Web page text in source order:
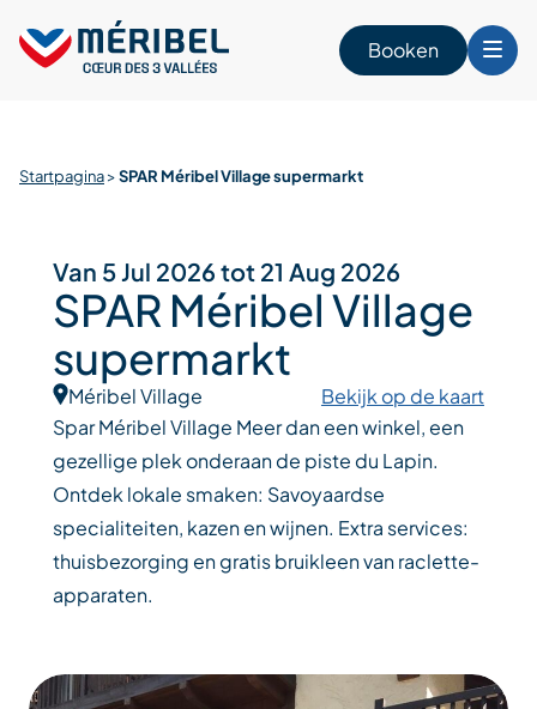
content
Booken
Startpagina>SPAR Méribel Village supermarkt
Van 5 Jul 2026 tot 21 Aug 2026
SPAR Méribel Village
supermarkt
Méribel Village
Bekijk op de kaart
Spar Méribel Village Meer dan een winkel, een
gezellige plek onderaan de piste du Lapin.
Ontdek lokale smaken: Savoyaardse
specialiteiten, kazen en wijnen. Extra services:
thuisbezorging en gratis bruikleen van raclette-
apparaten.